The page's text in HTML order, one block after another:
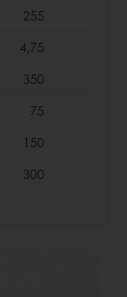
255
4,75
350
75
150
300